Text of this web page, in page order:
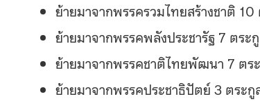
ย้ายมาจากพรรครวมไทยสร้างชาติ 10
ย้ายมาจากพรรคพลังประชารัฐ 7 ตระ
ย้ายมาจากพรรคชาติไทยพัฒนา 7 ตร
ย้ายมาจากพรรคประชาธิปัตย์3 ตระกู